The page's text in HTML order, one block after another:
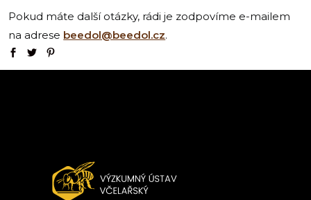
Pokud máte další otázky, rádi je zodpovíme e-mailem
na adrese beedol@beedol.cz.